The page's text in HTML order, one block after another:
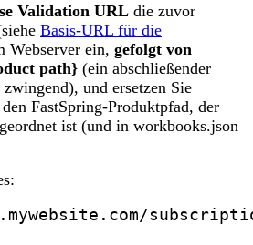
Validation URL die zuvor
Basis-URL für die
Webserver ein, gefolgt von
path} (ein abschließender
und ersetzen Sie
FastSpring-Produktpfad, der
ist (und in workbooks.json